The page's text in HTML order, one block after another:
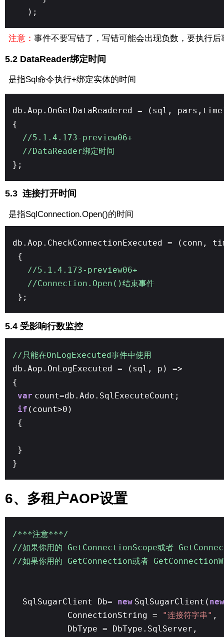
);
注意： 事件不要写错了，写错可能会出现负数，要执行
5.2 DataReader绑定时间
是指Sql命令执行+绑定实体的时间
db.Aop.OnGetDataReadered = (sql,
{
//5.1.4.173-preview06+
//DataReader绑定时间
};
5.3 连接打开时间
是指SqlConnection.Open()的时间
db.Aop.CheckConnectionExecuted = (conn,
{
//5.1.4.173-preview06+
//Connection.Open()结束事件
};
5.4 受影响行数监控
//只能在OnLogExecuted事件中使用
db.Aop.OnLogExecuted = (sql, p) =>
{
var count=db.Ado.SqlExecuteCount;
if (count>0)
{
}
}
6、多租户AOP设置
/***注意***/
//如果你用的 GetConnectionScope或者
//如果你用的 GetConnection或者
SqlSugarClient Db= new SqlSugarClient( new
ConnectionString =
"连接符字串" ,
DbType = DbType.SqlServer,